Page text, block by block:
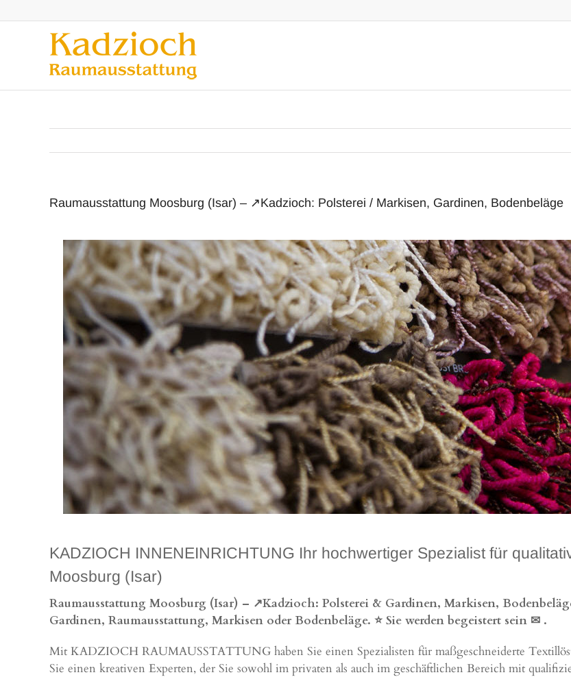
Inhalt
Raumausstattung Moosburg (Isar) – ↗️Kadzioch: Polsterei / Markisen, Gardinen, Bodenbeläge
KADZIOCH INNENEINRICHTUNG Ihr hochwertiger Spezialist für
Moosburg (Isar)
Raumausstattung Moosburg (Isar) – ↗️Kadzioch: Polsterei & Gardinen, Markisen,
Gardinen, Raumausstattung, Markisen oder Bodenbeläge. ⭐ Sie werden begeistert sein ✉ .
Mit KADZIOCH RAUMAUSSTATTUNG haben Sie einen Spezialisten für maßgeschneiderte
Sie einen kreativen Experten, der Sie sowohl im privaten als auch im geschäftlichen Bereich mit